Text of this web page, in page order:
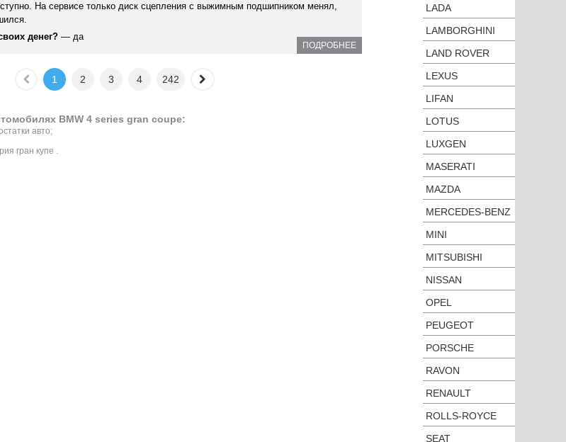
На сервисе только диск сцепления с выжимным подшипником менял,
денег? — да
ПОДРОБНЕЕ
1 2 3 4 242
BMW 4 series gran coupe:
авто;
гран купе .
LADA
LAMBORGHINI
LAND ROVER
LEXUS
LIFAN
LOTUS
LUXGEN
MASERATI
MAZDA
MERCEDES-BENZ
MINI
MITSUBISHI
NISSAN
OPEL
PEUGEOT
PORSCHE
RAVON
RENAULT
ROLLS-ROYCE
SEAT